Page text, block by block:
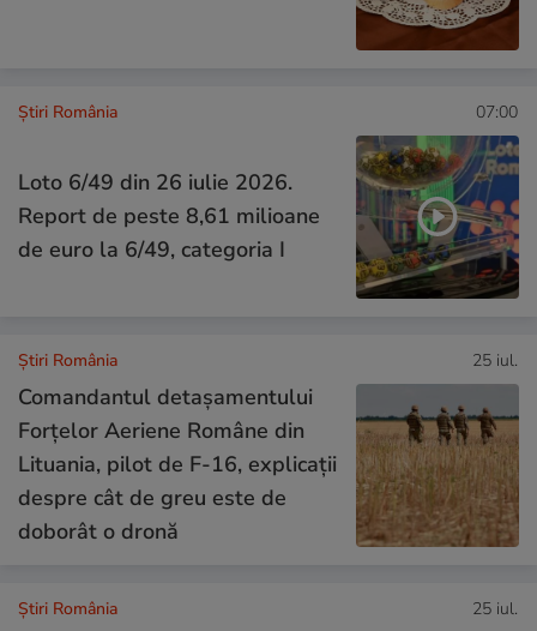
Știri România 07:00
Loto 6/49 din 26 iulie 2026.
Report de peste 8,61 milioane
de euro la 6/49, categoria I
Știri România 25 iul.
Comandantul detașamentului
Forțelor Aeriene Române din
Lituania, pilot de F-16, explicații
despre cât de greu este de
doborât o dronă
Știri România 25 iul.